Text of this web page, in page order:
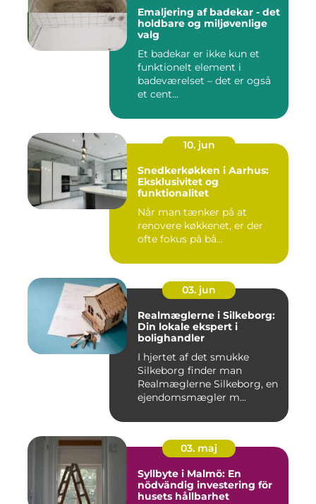
Emaljering af badekar - det
holdbare og miljøvenlige
valg
Et badekar er ikke kun et
funktionelt element i
badeværelset – det er også
et cent...
10. jun
Snedkerkøkken i Aarhus:
Eksklusivitet og
funktionalitet
Når man tænker på at
renovere køkkenet, er der
ofte fokus på bå...
03. jun
Realmæglerne i Silkeborg:
Din lokale ekspert i
bolighandler
I hjertet af det smukke
Silkeborg finder man
Realmæglerne Silkeborg, en
ejendomsmægler m...
03. maj
Syllbyte i Malmö: En
nödvändig investering för
husets hållbarhet